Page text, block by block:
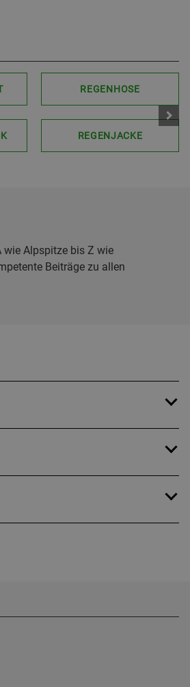
REGENHOSE
REGENJACKE
wie Alpspitze bis Z wie
Beiträge zu allen